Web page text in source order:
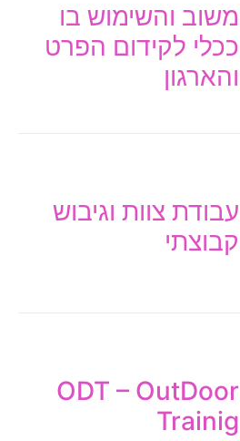
משוב והשימוש בו
ככלי לקידום הפרט
והארגון
עבודת צוות וגיבוש
קבוצתי
ODT – OutDoor
Trainig